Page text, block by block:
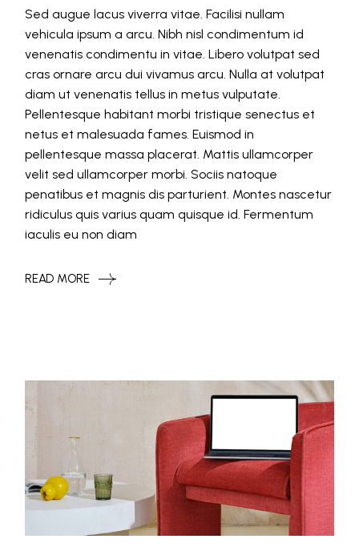
Sed augue lacus viverra vitae. Facilisi nullam
vehicula ipsum a arcu. Nibh nisl condimentum id
venenatis condimentu in vitae. Libero volutpat sed
cras ornare arcu dui vivamus arcu. Nulla at volutpat
diam ut venenatis tellus in metus vulputate.
Pellentesque habitant morbi tristique senectus et
netus et malesuada fames. Euismod in
pellentesque massa placerat. Mattis ullamcorper
velit sed ullamcorper morbi. Sociis natoque
penatibus et magnis dis parturient. Montes nascetur
ridiculus quis varius quam quisque id. Fermentum
iaculis eu non diam
READ MORE